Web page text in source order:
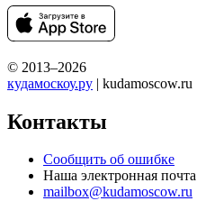
© 2013–2026
кудамоскоу.ру | kudamoscow.ru
Контакты
Сообщить об ошибке
Наша электронная почта
mailbox@kudamoscow.ru